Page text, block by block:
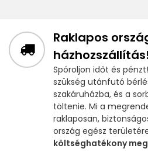
Raklapos
házhozszállítás!
Spóroljon időt és
szükség utánfutó
szakáruházba, és a
töltenie. Mi a
raklaposan,
ország egész
költséghatékony